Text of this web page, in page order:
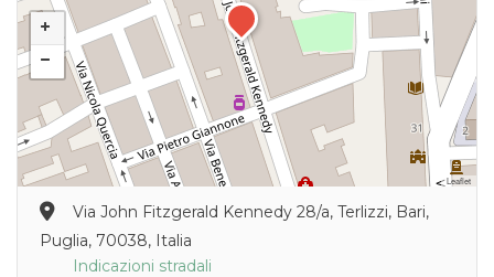
Leaflet
Via John Fitzgerald Kennedy 28/a, Terlizzi, Bari,
Puglia, 70038, Italia
Indicazioni stradali